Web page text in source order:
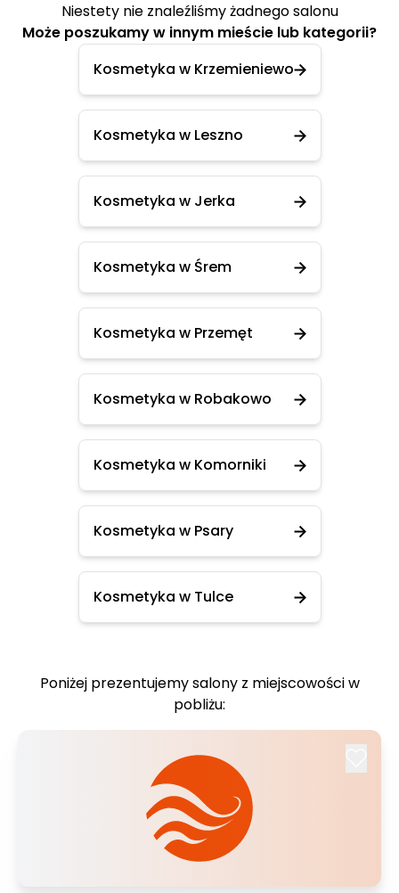
Niestety nie znaleźliśmy żadnego salonu
Może poszukamy w innym mieście lub kategorii?
Kosmetyka w Krzemieniewo
Kosmetyka w Leszno
Kosmetyka w Jerka
Kosmetyka w Śrem
Kosmetyka w Przemęt
Kosmetyka w Robakowo
Kosmetyka w Komorniki
Kosmetyka w Psary
Kosmetyka w Tulce
Poniżej prezentujemy salony z miejscowości w
pobliżu: